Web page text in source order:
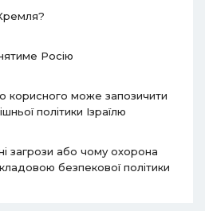
Росію
корисного може запозичити
політики Ізраїлю
загрози або чому охорона
безпекової політики